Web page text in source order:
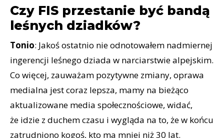
Czy FIS przestanie być bandą
leśnych dziadków?
Tonio: Jakoś ostatnio nie odnotowałem nadmiernej
ingerencji leśnego dziada w narciarstwie alpejskim.
Co więcej, zauważam pozytywne zmiany, oprawa
medialna jest coraz lepsza, mamy na bieżąco
aktualizowane media społecznościowe, widać,
że idzie z duchem czasu i wygląda na to, że w końcu
zatrudniono kogoś, kto ma mniej niż 30 lat.